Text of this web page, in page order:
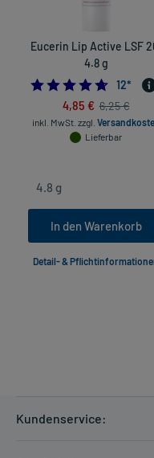
Eucerin Lip Active LSF
4.8 g
12*
4,85 € 6,25 €
inkl. MwSt. zzgl.
Lieferbar
In den Warenkorb
Detail- &
Kundenservice: